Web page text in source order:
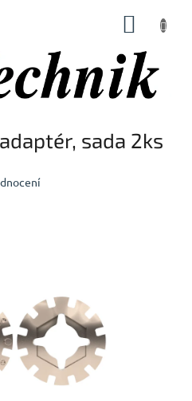
sada 2ks